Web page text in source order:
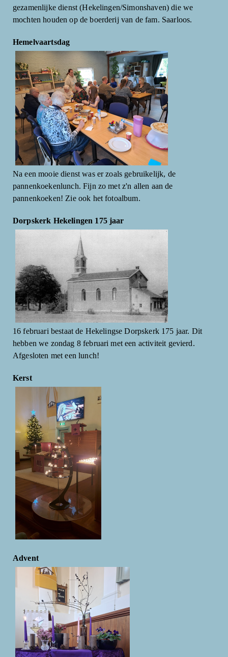
gezamenlijke dienst (Hekelingen/Simonshaven) die we
mochten houden op de boerderij van de fam. Saarloos.
Hemelvaartsdag
Na een mooie dienst was er zoals gebruikelijk, de
pannenkoekenlunch. Fijn zo met z'n allen aan de
pannenkoeken! Zie ook het fotoalbum.
Dorpskerk Hekelingen 175 jaar
16 februari bestaat de Hekelingse Dorpskerk 175 jaar. Dit
hebben we zondag 8 februari met een activiteit gevierd.
Afgesloten met een lunch!
Kerst
Advent